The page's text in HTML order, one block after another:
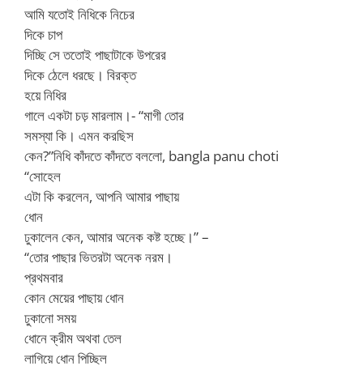
আমি যতোই নিধিকে নিচের
দিকে চাপ
দিচ্ছি সে ততোই পাছাটাকে উপরের
দিকে ঠেলে ধরছে। বিরক্ত
হয়ে নিধির
গালে একটা চড় মারলাম।- “মাগী তোর
সমস্যা কি। এমন করছিস
কেন?”নিধি কাঁদতে কাঁদতে বললো, bangla panu choti
“সোহেল
এটা কি করলেন, আপনি আমার পাছায়
ধোন
ঢুকালেন কেন, আমার অনেক কষ্ট হচ্ছে।” –
“তোর পাছার ভিতরটা অনেক নরম।
প্রথমবার
কোন মেয়ের পাছায় ধোন
ঢুকানো সময়
ধোনে ক্রীম অথবা তেল
লাগিয়ে ধোন পিচ্ছিল